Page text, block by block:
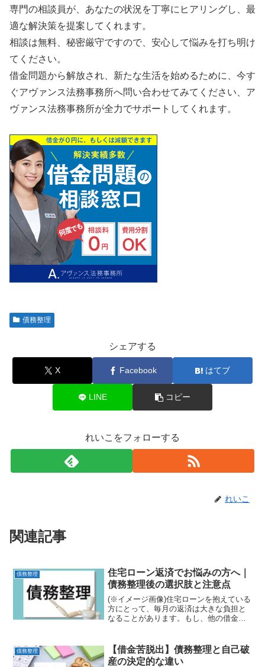
専門の相談員が、あなたの状況を丁寧にヒアリングし、最
適な解決策を提案してくれます。
相談は無料、秘密厳守ですので、安心して悩みを打ち明け
てください。
借金問題から解放され、新たな生活を始めるために、今す
ぐアヴァンス法務事務所へ問い合わせてみてください、ア
ヴァンス法務事務所が全力でサポートしてくれます。
債務整理
シェアする
X Facebook はてブ
LINE コピー
れいこをフォローする
れいこ
関連記事
債務整理
住宅ローン返済でお悩みの方へ｜
債務整理後の選択肢と注意点
(※イメージ画像)住宅ローンを抱えている
方にとって、毎月の返済は大きな負担と
なることがあります。もし、他の借金も
しれません。しかし、多くの方が気にな
るのは「債務整理をす...
債務整理
【借金苦脱出】債務整理と自己破
産の決定的な違い